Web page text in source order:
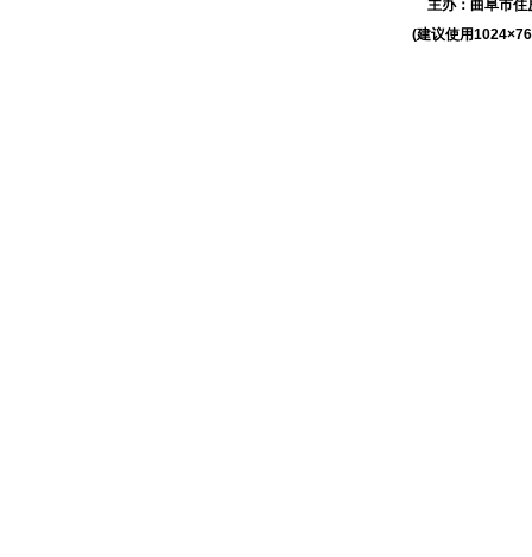
主办： 曲阜市住
(建议使用